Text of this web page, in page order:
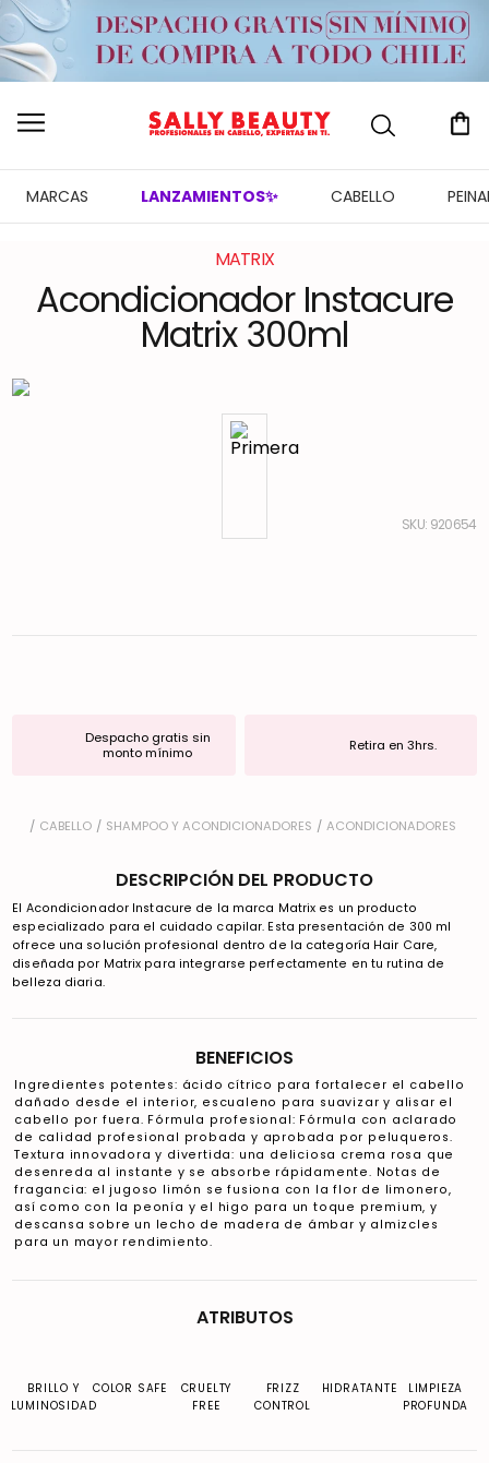
MARCAS LANZAMIENTOS✨ CABELLO
MATRIX
Acondicionador Instacure
Matrix 300ml
: 920654
Despacho gratis sin
monto mínimo
Retira en 3hrs.
CABELLO SHAMPOO Y ACONDICIONADORES ACONDICIONADORES
DESCRIPCIÓN DEL PRODUCTO
El Acondicionador Instacure de la marca Matrix es un producto
especializado para el cuidado capilar. Esta presentación de 300 ml
ofrece una solución profesional dentro de la categoría Hair Care,
diseñada por Matrix para integrarse perfectamente en tu rutina de
belleza diaria.
BENEFICIOS
Ingredientes potentes: ácido cítrico para fortalecer el cabello
dañado desde el interior, escualeno para suavizar y alisar el
cabello por fuera. Fórmula profesional: Fórmula con aclarado
de calidad profesional probada y aprobada por peluqueros.
Textura innovadora y divertida: una deliciosa crema rosa que
desenreda al instante y se absorbe rápidamente. Notas de
fragancia: el jugoso limón se fusiona con la flor de limonero,
así como con la peonía y el higo para un toque premium, y
descansa sobre un lecho de madera de ámbar y almizcles
para un mayor rendimiento.
ATRIBUTOS
BRILLO Y
LUMINOSIDAD
COLOR SAFE
CRUELTY
FREE
FRIZZ
CONTROL
HIDRATANTE
LIMPIEZA
PROFUNDA